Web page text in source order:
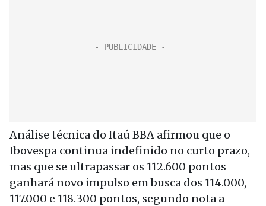
Análise técnica do Itaú BBA afirmou que o
Ibovespa continua indefinido no curto prazo,
mas que se ultrapassar os 112.600 pontos
ganhará novo impulso em busca dos 114.000,
117.000 e 118.300 pontos, segundo nota a